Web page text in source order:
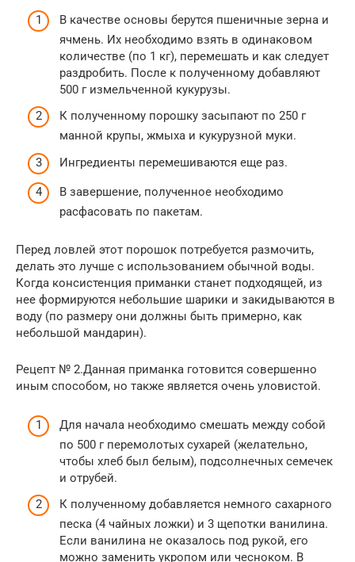
В качестве основы берутся пшеничные зерна и
ячмень. Их необходимо взять в одинаковом
количестве (по 1 кг), перемешать и как следует
раздробить. После к полученному добавляют
500 г измельченной кукурузы.
К полученному порошку засыпают по 250 г
манной крупы, жмыха и кукурузной муки.
Ингредиенты перемешиваются еще раз.
В завершение, полученное необходимо
расфасовать по пакетам.
Перед ловлей этот порошок потребуется размочить,
делать это лучше с использованием обычной воды.
Когда консистенция приманки станет подходящей, из
нее формируются небольшие шарики и закидываются в
воду (по размеру они должны быть примерно, как
небольшой мандарин).
Рецепт № 2.Данная приманка готовится совершенно
иным способом, но также является очень уловистой.
Для начала необходимо смешать между собой
по 500 г перемолотых сухарей (желательно,
чтобы хлеб был белым), подсолнечных семечек
и отрубей.
К полученному добавляется немного сахарного
песка (4 чайных ложки) и 3 щепотки ванилина.
Если ванилина не оказалось под рукой, его
можно заменить укропом или чесноком. В